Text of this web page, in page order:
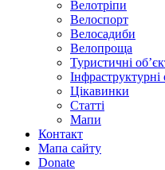
menu
Велотріпи
Велоспорт
Велосадиби
Велопроща
Туристичні
Інфраструктурні
Цікавинки
Статті
Мапи
Контакт
Мапа сайту
Donate